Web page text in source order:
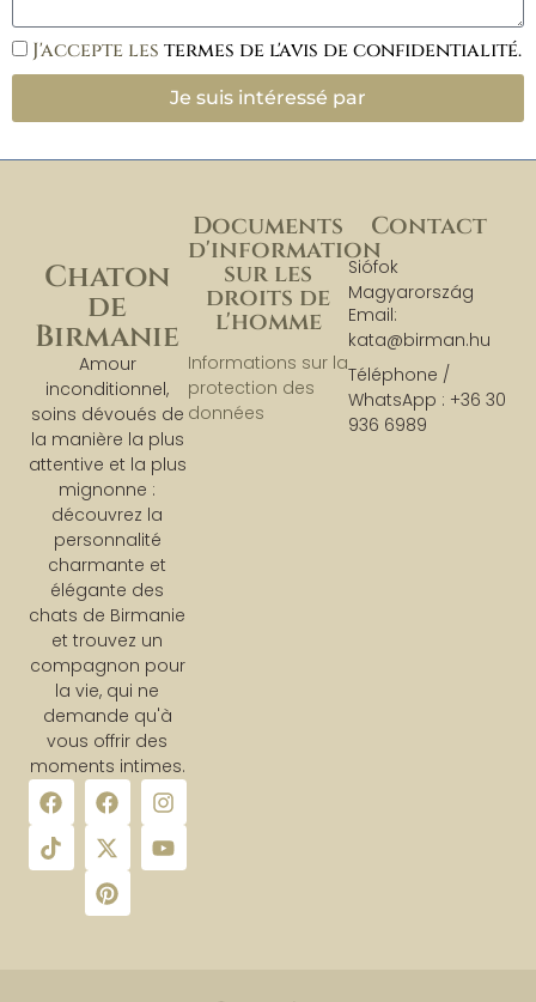
J'accepte les termes de l'avis de confidentialité.
Je suis intéressé par
Chaton
de
Birmanie
Amour
inconditionnel,
soins dévoués de
la manière la plus
attentive et la plus
mignonne :
découvrez la
personnalité
charmante et
élégante des
chats de Birmanie
et trouvez un
compagnon pour
la vie, qui ne
demande qu'à
vous offrir des
moments intimes.
Contact
Siófok
Magyarország
Email:
kata@birman.hu
Téléphone /
WhatsApp : +36 30
936 6989
Documents
d'information
sur les
droits de
l'homme
Informations sur la
protection des
données